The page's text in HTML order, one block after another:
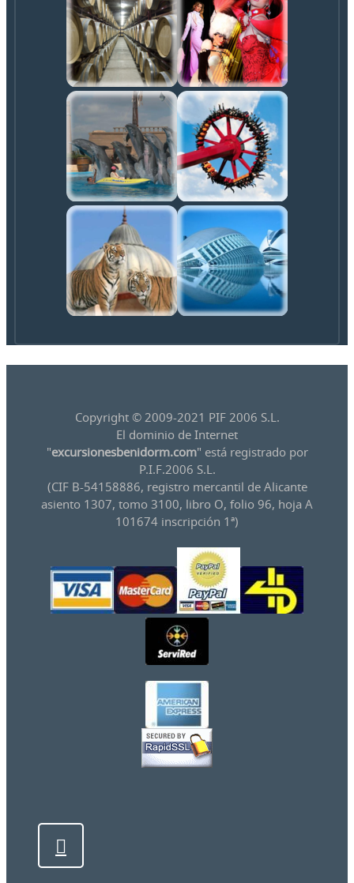
Copyright © 2009-2021 PIF 2006 S.L.
El dominio de Internet
"excursionesbenidorm.com" está registrado por
P.I.F.2006 S.L.
(CIF B-54158886, registro mercantil de Alicante
asiento 1307, tomo 3100, libro O, folio 96, hoja A
101674 inscripción 1ª)